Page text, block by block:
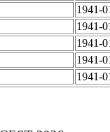
1941-
1941-
1941-
1941-
1941-